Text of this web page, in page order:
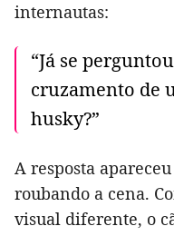
internautas:
“Já se
cruzamento de
husky?”
A resposta
roubando a cena.
visual diferente, o